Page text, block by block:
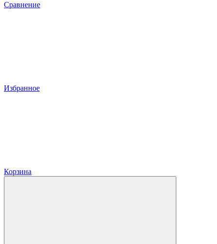
Сравнение
Избранное
Корзина